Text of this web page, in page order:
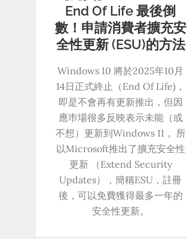
End Of Life 最後倒
數！申請消費者擴充安
全性更新 (ESU)的方法
Windows 10 將於2025年10月
14日正式終止（End Of Life)，
即是不會再有更新推出，但因
應巿場很多反映表示未能（或
不想）更新到Windows 11， 所
以Microsoft推出了擴充安全性
更新 （Extend Security
Updates），簡稱ESU，註冊
後，可以免費獲得最多一年的
安全性更新。